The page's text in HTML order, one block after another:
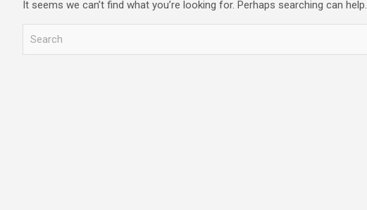
It seems we can’t find what you’re looking for. Perhaps searching can help.